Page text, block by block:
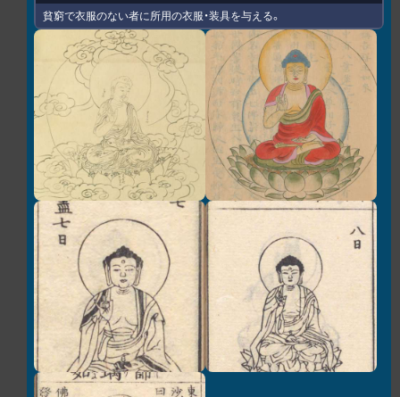
貧窮で衣服のない者に所用の衣服・装具を与える。